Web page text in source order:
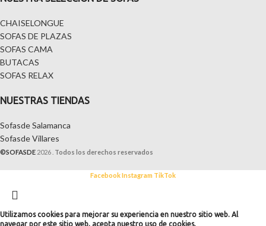
CHAISELONGUE
SOFAS DE PLAZAS
SOFAS CAMA
BUTACAS
SOFAS RELAX
NUESTRAS TIENDAS
Sofasde Salamanca
Sofasde Villares
©SOFASDE 2026 . Todos los derechos reservados
CHAISELONGUE
FacebookInstagram TikTok
Utilizamos cookies para mejorar su experiencia en nuestro sitio web. Al
navegar por este sitio web, acepta nuestro uso de cookies.